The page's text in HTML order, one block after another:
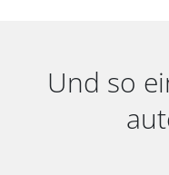
Und so